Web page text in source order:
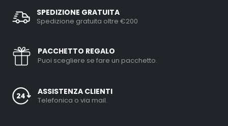
SPEDIZIONE GRATUITA
Spedizione gratuita oltre €200
PACCHETTO REGALO
Puoi scegliere se fare un pacchetto.
ASSISTENZA CLIENTI
Telefonica o via mail.